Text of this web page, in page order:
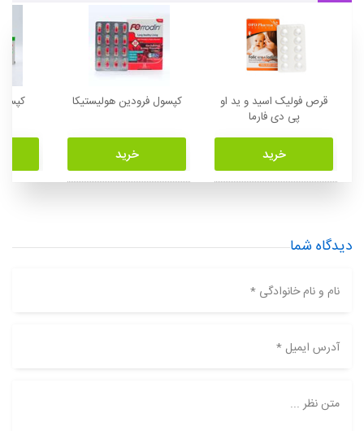
قرص فولیک اسید و ید او
پی دی فارما
خرید
کپسول فرودین هولیستیکا
خرید
دیدگاه شما
نام و نام خانوادگی *
آدرس ایمیل *
متن نظر ...